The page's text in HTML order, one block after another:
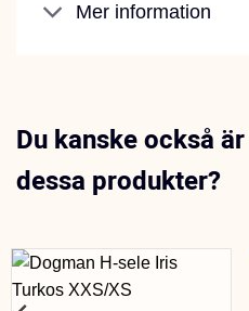
Mer information
Du kanske också
dessa produkter?